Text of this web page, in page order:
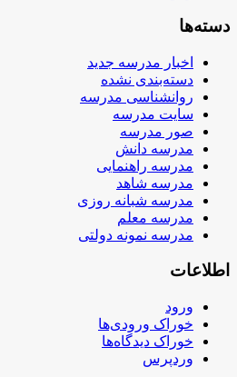
دسته‌ها
اخبار مدرسه جدید
دسته‌بندی نشده
روانشناسی مدرسه
سایت مدرسه
صور مدرسه
مدرسه دانش
مدرسه راهنمایی
مدرسه شاهد
مدرسه شبانه روزی
مدرسه معلم
مدرسه نمونه دولتی
اطلاعات
ورود
خوراک ورودی‌ها
خوراک دیدگاه‌ها
وردپرس